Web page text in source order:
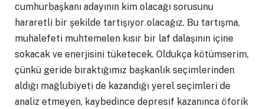
cumhurbaşkanı adayının kim olacağı sorusunu
hararetli bir şekilde tartışıyor olacağız. Bu tartışma,
muhalefeti muhtemelen kısır bir laf dalaşının içine
sokacak ve enerjisini tüketecek. Oldukça kötümserim,
çünkü geride bıraktığımız başkanlık seçimlerinden
aldığı mağlubiyeti de kazandığı yerel seçimleri de
analiz etmeyen, kaybedince depresif kazanınca öforik